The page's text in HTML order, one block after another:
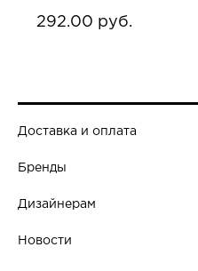
292.00 руб.
Доставка и оплата
Бренды
Дизайнерам
Новости